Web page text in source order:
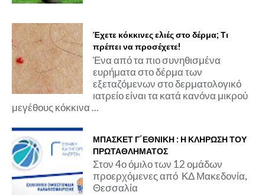
Έχετε κόκκινες ελιές στο δέρμα; Τι
πρέπει να προσέχετε!
Ένα από τα πιο συνηθισμένα
ευρήματα στο δέρμα των
εξεταζόμενων στο δερματολογικό
ιατρείο είναι τα κατά κανόνα μικρού
μεγέθους κόκκινα ...
ΜΠΑΣΚΕΤ Γ΄ΕΘΝΙΚΗ : Η ΚΛΗΡΩΣΗ ΤΟΥ
ΠΡΩΤΑΘΛΗΜΑΤΟΣ
Στον 4ο όμιλο των 12 ομάδων
προερχόμενες από ΚΔ Μακεδονία,
Θεσσαλία